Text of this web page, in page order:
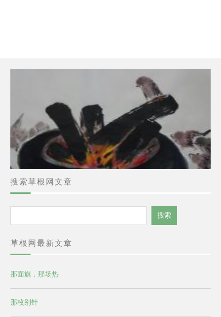
搜索草根网文章
索
搜索
草根网最新文章
那面旗，那场热
那枚别针